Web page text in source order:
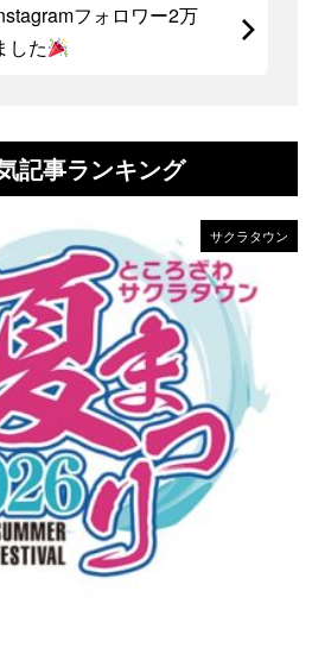
フォロワー2万
した
記事ランキング
サクラタウン